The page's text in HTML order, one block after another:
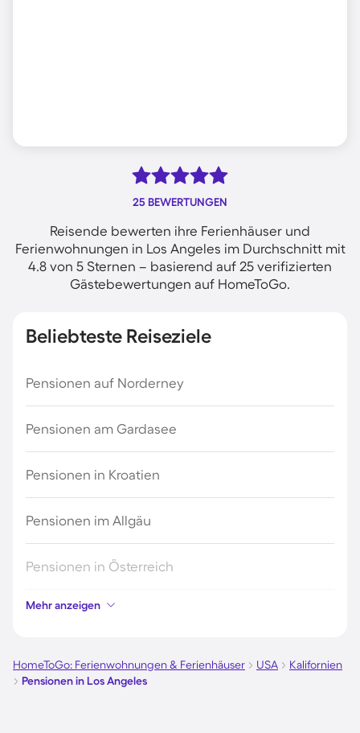
25 BEWERTUNGEN
Reisende bewerten ihre Ferienhäuser und
Ferienwohnungen in Los Angeles im Durchschnitt mit
4.8 von 5 Sternen – basierend auf 25 verifizierten
Gästebewertungen auf HomeToGo.
Beliebteste Reiseziele
Pensionen auf Norderney
Pensionen am Gardasee
Pensionen in Kroatien
Pensionen im Allgäu
Pensionen in Österreich
Pensionen in Hamburg
Pensionen in Berlin
Mehr anzeigen
HomeToGo: Ferienwohnungen & Ferienhäuser USA
Kalifornien
Pensionen in Los Angeles